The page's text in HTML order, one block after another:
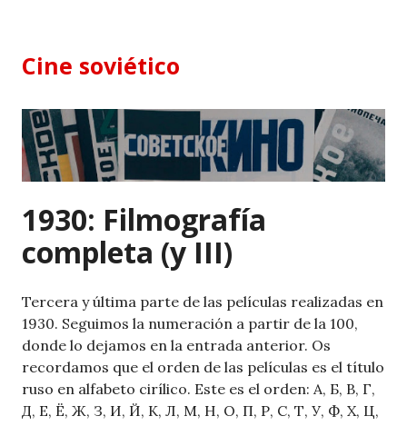
content
Cine soviético
1930: Filmografía
completa (y III)
Tercera y última parte de las películas realizadas en
1930. Seguimos la numeración a partir de la 100,
donde lo dejamos en la entrada anterior. Os
recordamos que el orden de las películas es el título
ruso en alfabeto cirílico. Este es el orden: А, Б, В, Г,
Д, Е, Ё, Ж, З, И, Й, К, Л, М, Н, О, П, Р, С, Т, У, Ф, Х, Ц,